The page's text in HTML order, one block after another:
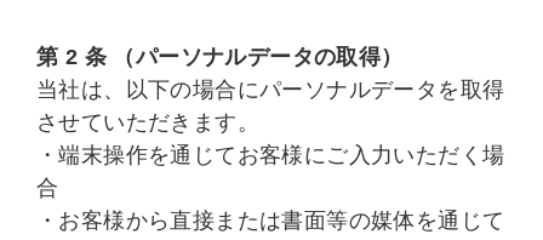
第 2 条 （パーソナルデータの取得）
当社は、以下の場合にパーソナルデータを取得
させていただきます。
・端末操作を通じてお客様にご入力いただく場
合
・お客様から直接または書面等の媒体を通じて